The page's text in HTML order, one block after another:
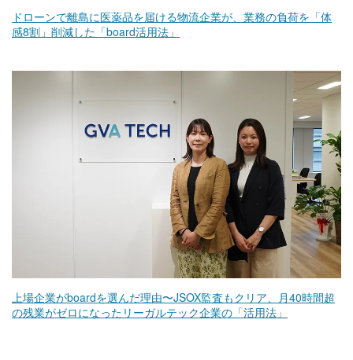
ドローンで離島に医薬品を届ける物流企業が、業務の負荷を「体
感8割」削減した「board活用法」
上場企業がboardを選んだ理由〜JSOX監査もクリア、月40時間超
の残業がゼロになったリーガルテック企業の「活用法」